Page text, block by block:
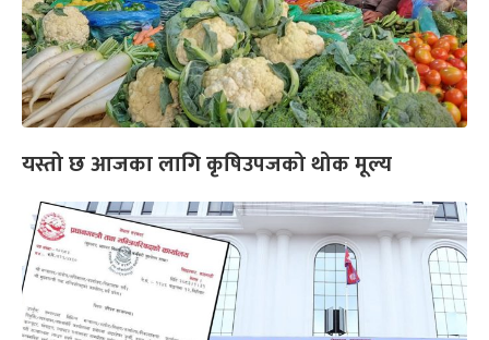
यस्तो छ आजका लागि कृषिउपजको थोक मूल्य